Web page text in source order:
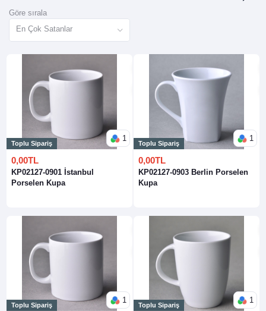
Göre sırala
En Çok Satanlar
Toplu Sipariş
1
0,00TL
KP02127-0901 İstanbul
Porselen Kupa
Toplu Sipariş
1
0,00TL
KP02127-0903 Berlin Porselen
Kupa
Toplu Sipariş
1
Toplu Sipariş
1